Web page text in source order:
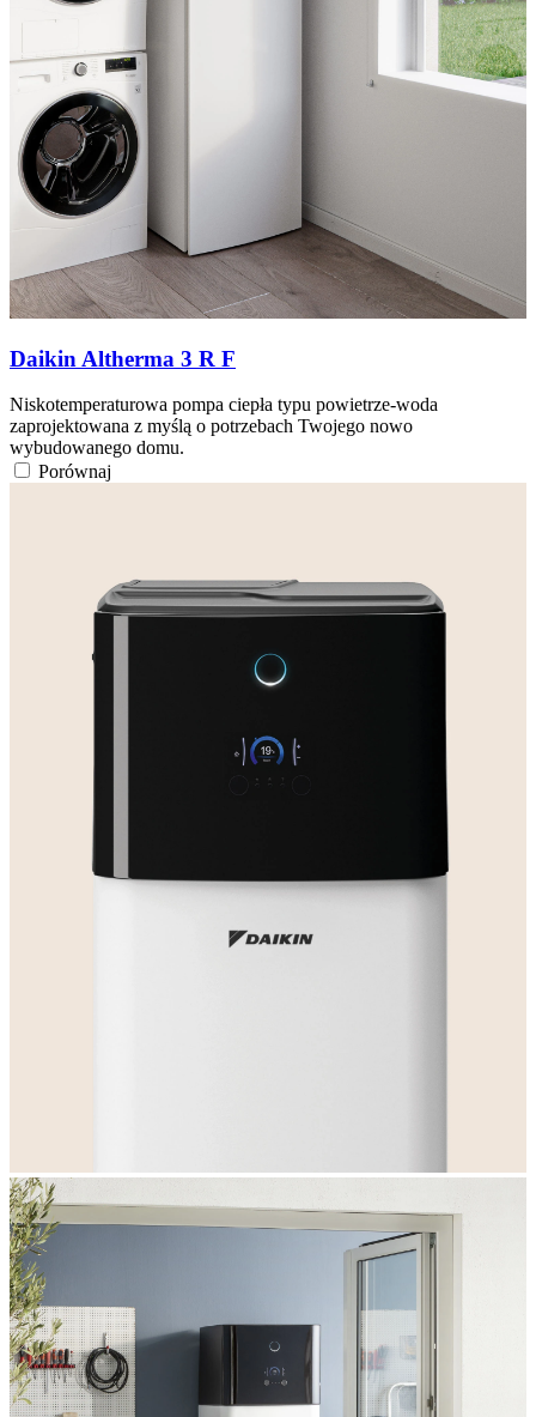
Daikin Altherma 3 R F
Niskotemperaturowa pompa ciepła typu powietrze-woda
zaprojektowana z myślą o potrzebach Twojego nowo
wybudowanego domu.
Porównaj